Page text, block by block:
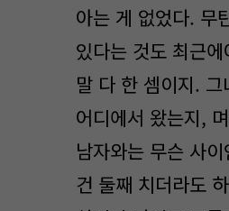
아는 게 없었다. 무
있다는 것도 최근
말 다 한 셈이지. 그
어디에서 왔는지,
남자와는 무슨 사
건 둘째 치더라도